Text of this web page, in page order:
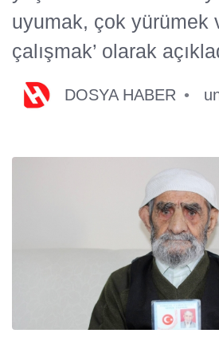
uyumak, çok yürümek
çalışmak’ olarak
DOSYA HABER